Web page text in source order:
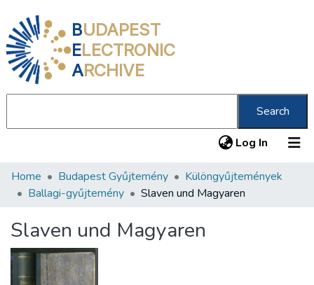
BUDAPEST
ELECTRONIC
ARCHIVE
Search
Log In (current)
Communities & Collections
Statistics
About us
Home Budapest Gyűjtemény
Különgyűjtemények
Ballagi-gyűjtemény
Slaven und Magyaren
Slaven und Magyaren